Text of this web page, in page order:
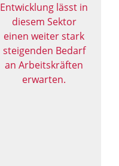
Entwicklung lässt in
diesem Sektor
einen weiter stark
steigenden Bedarf
an Arbeitskräften
erwarten.